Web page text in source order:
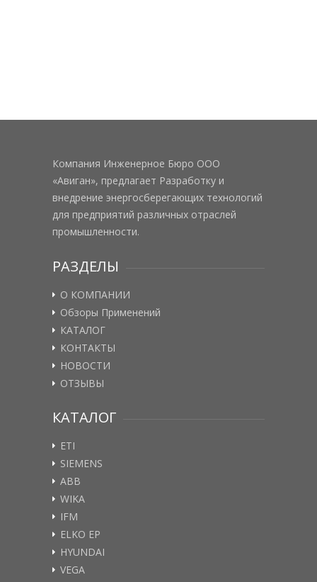
Компания Инженерное Бюро ООО
«Авиган», предлагает Разработку и
внедрение энергосберегающих технологий
для предприятий различных отраслей
промышленности.
РАЗДЕЛЫ
О КОМПАНИИ
Обзоры Применений
КАТАЛОГ
КОНТАКТЫ
НОВОСТИ
ОТЗЫВЫ
КАТАЛОГ
ETI
SIEMENS
ABB
WIKA
IFM
ELKO EP
HYUNDAI
VEGA